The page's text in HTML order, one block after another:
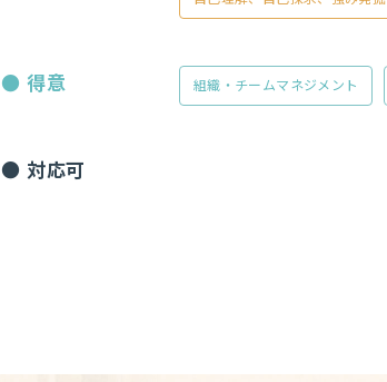
● 得意 組織・チームマネジメント
● 対応可